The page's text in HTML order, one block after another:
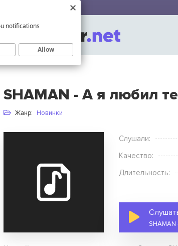
SHAMAN - А я любил
Жанр: Новинки
Слушали:
Качество:
Длительность:
notifications
Allow